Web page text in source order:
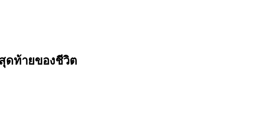
ดท้ายของชีวิต